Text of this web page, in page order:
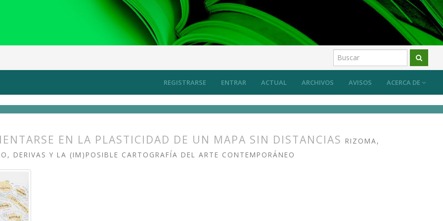
ACTUAL ARCHIVOS AVISOS ACERCA DE
REGISTRARSE ENTRAR
los territorios del arte contemporáneo Artículos
EN LA PLASTICIDAD DE UN MAPA SIN DISTANCIAS RIZOMA,
DERIVAS Y LA (IM)POSIBLE CARTOGRAFÍA DEL ARTE CONTEMPORÁNEO